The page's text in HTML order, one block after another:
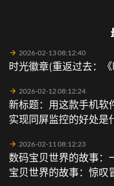
2026-02-13 08:12:40
时光徽章(重返过去：
2026-02-12 08:12:24
新标题：用这款手机软
实现同屏监控的好处是
2026-02-11 08:12:23
数码宝贝世界的故事：
宝贝世界的故事：惊叹